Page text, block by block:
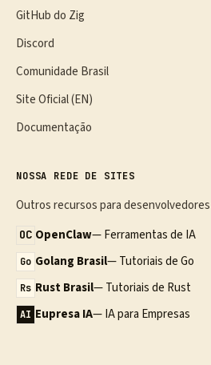
GitHub do Zig
Discord
Comunidade Brasil
Site Oficial (EN)
Documentação
NOSSA REDE DE SITES
Outros recursos para
OC OpenClaw— Ferramentas de IA
Go Golang Brasil— Tutoriais de Go
Rs Rust Brasil— Tutoriais de Rust
AI Eupresa IA— IA para Empresas